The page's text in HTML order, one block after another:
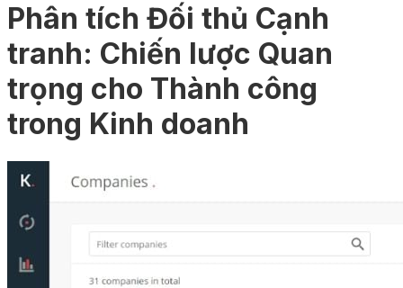
Phân tích Đối thủ Cạnh
tranh: Chiến lược Quan
trọng cho Thành công
trong Kinh doanh